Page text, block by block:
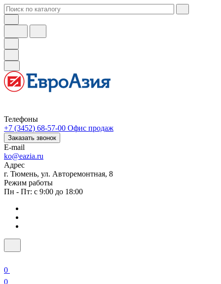
Телефоны
+7 (3452) 68-57-00 Офис продаж
Заказать звонок
E-mail
ko@eazia.ru
Адрес
г. Тюмень, ул. Авторемонтная, 8
Режим работы
Пн - Пт: с 9:00 до 18:00
0
0